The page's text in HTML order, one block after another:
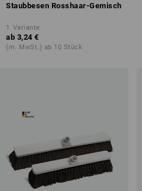
Staubbesen Rosshaar-Gemisch
1 Variante
ab 3,24 €
(m. MwSt.) ab 10 Stück